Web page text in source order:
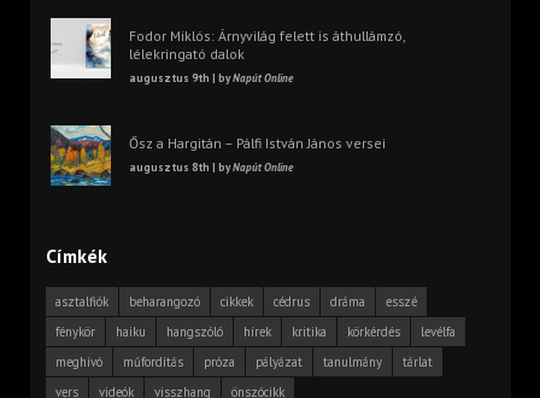
Fodor Miklós: Árnyvilág felett is áthullámzó,
lélekringató dalok
augusztus 9th | byNapút Online
Ősz a Hargitán – Pálfi István János versei
augusztus 8th | byNapút Online
Címkék
asztalfiók beharangozó cikkek cédrus dráma
esszé
fénykör
haiku hangszóló hírek kritika körkérdés
levélfa
meghívó
műfordítás próza pályázat tanulmány
tárlat
vers
videók visszhang önszócikk